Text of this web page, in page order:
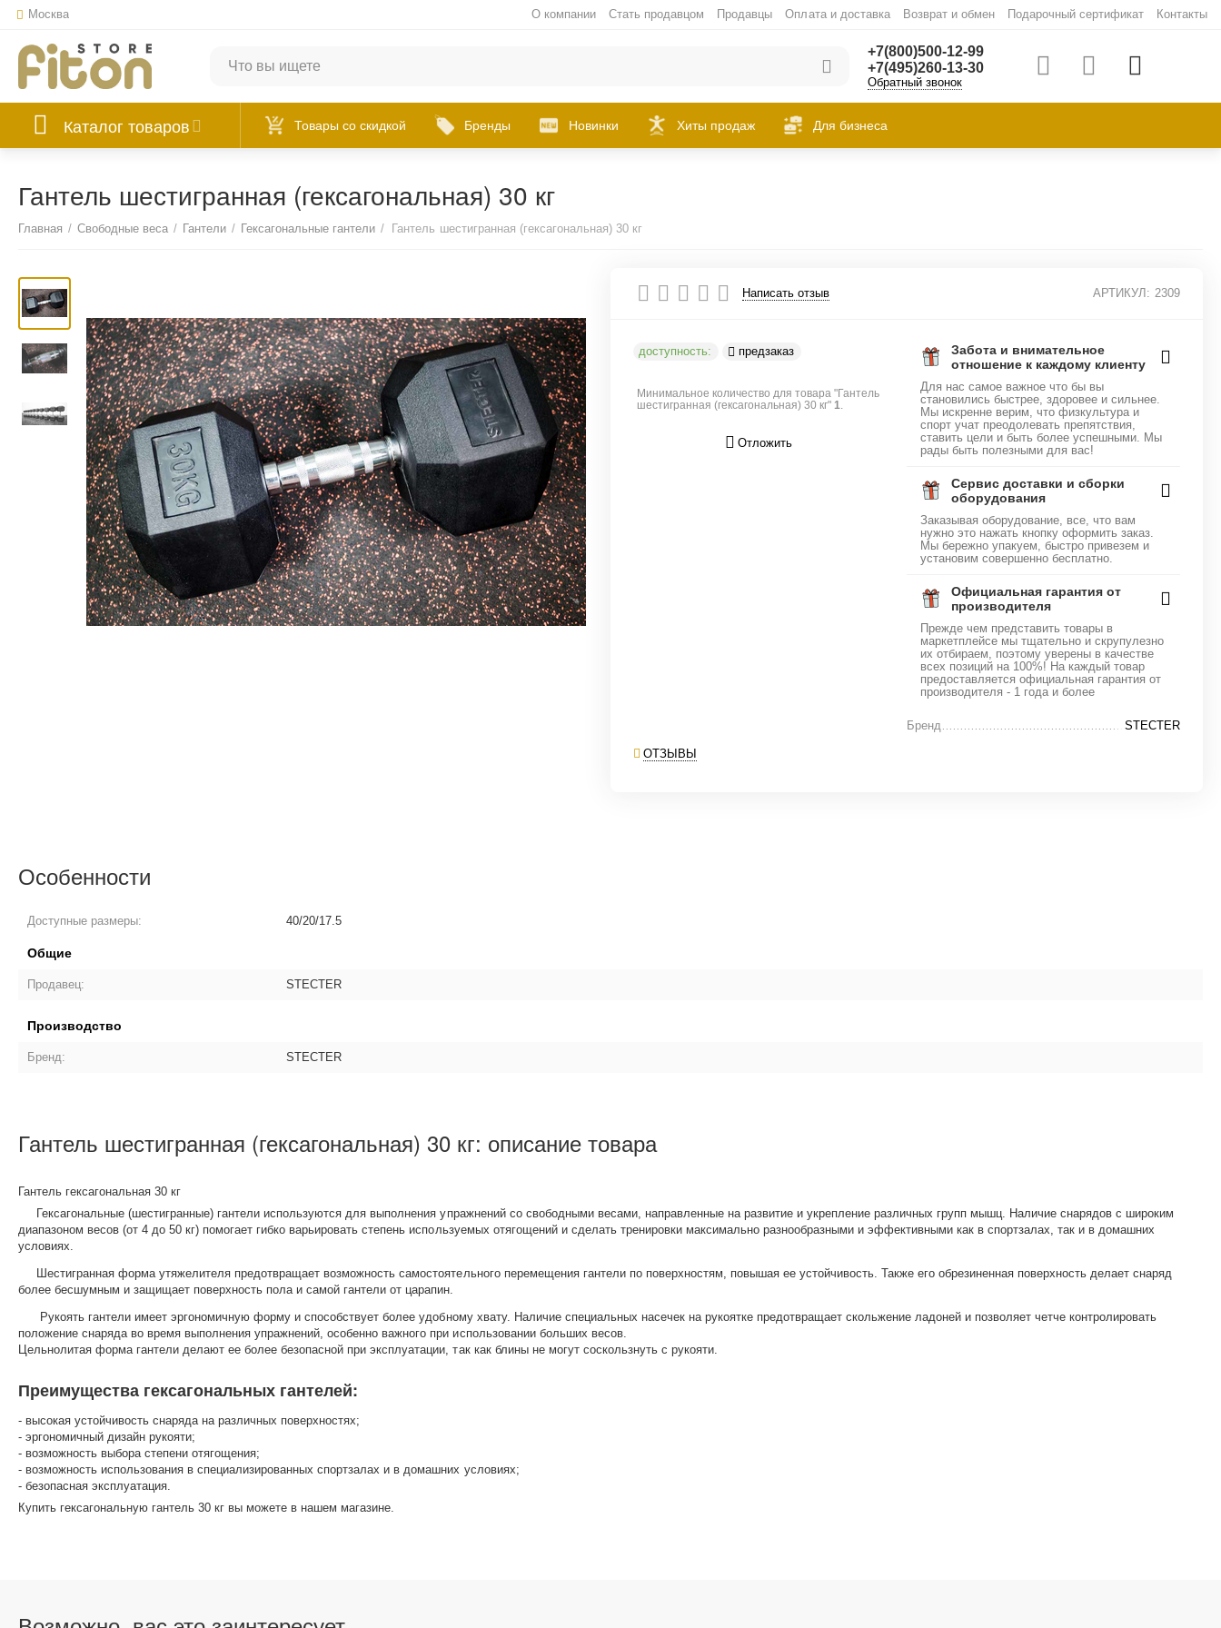
Москва О компании Стать продавцом Продавцы Оплата и доставка Возврат и обмен Подарочный сертификат Контакты
+7(800)500-12-99
+7(495)260-13-30
Обратный звонок
Каталог товаров Товары со скидкой Бренды Новинки Хиты продаж Для бизнеса
Гантель шестигранная (гексагональная) 30 кг
Главная / Свободные веса / Гантели / Гексагональные гантели / Гантель шестигранная (гексагональная) 30 кг
Написать отзыв АРТИКУЛ: 2309
доступность: предзаказ
Минимальное количество для товара "Гантель
шестигранная (гексагональная) 30 кг"1.
Отложить
Забота и внимательное
отношение к каждому клиенту
Для нас самое важное что бы вы
становились быстрее, здоровее и сильнее.
Мы искренне верим, что физкультура и
спорт учат преодолевать препятствия,
ставить цели и быть более успешными. Мы
рады быть полезными для вас!
Сервис доставки и сборки
оборудования
Заказывая оборудование, все, что вам
нужно это нажать кнопку оформить заказ.
Мы бережно упакуем, быстро привезем и
установим совершенно бесплатно.
Официальная гарантия от
производителя
Прежде чем представить товары в
маркетплейсе мы тщательно и скрупулезно
их отбираем, поэтому уверены в качестве
всех позиций на 100%! На каждый товар
предоставляется официальная гарантия от
производителя - 1 года и более
Бренд STECTER
ОТЗЫВЫ
Особенности
Доступные размеры: 40/20/17.5
Общие
Продавец: STECTER
Производство
Бренд: STECTER
Гантель шестигранная (гексагональная) 30 кг: описание товара
Гантель гексагональная 30 кг
Гексагональные (шестигранные) гантели используются для выполнения упражнений со свободными весами, направленные на развитие и укрепление различных групп мышц. Наличие снарядов с широким
диапазоном весов (от 4 до 50 кг) помогает гибко варьировать степень используемых отягощений и сделать тренировки максимально разнообразными и эффективными как в спортзалах, так и в домашних
условиях.
Шестигранная форма утяжелителя предотвращает возможность самостоятельного перемещения гантели по поверхностям, повышая ее устойчивость. Также его обрезиненная поверхность делает снаряд
более бесшумным и защищает поверхность пола и самой гантели от царапин.
Рукоять гантели имеет эргономичную форму и способствует более удобному хвату. Наличие специальных насечек на рукоятке предотвращает скольжение ладоней и позволяет четче контролировать
положение снаряда во время выполнения упражнений, особенно важного при использовании больших весов.
Цельнолитая форма гантели делают ее более безопасной при эксплуатации, так как блины не могут соскользнуть с рукояти.
Преимущества гексагональных гантелей:
- высокая устойчивость снаряда на различных поверхностях;
- эргономичный дизайн рукояти;
- возможность выбора степени отягощения;
- возможность использования в специализированных спортзалах и в домашних условиях;
- безопасная эксплуатация.
Купить гексагональную гантель 30 кг вы можете в нашем магазине.